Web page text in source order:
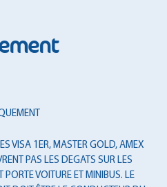
VISA 1ER, MASTER GOLD, AMEX
PAS LES DEGATS SUR LES
VOITURE ET MINIBUS. LE